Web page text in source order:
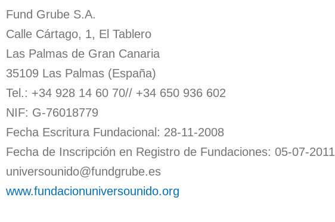
Fund Grube S.A.
Calle Cártago, 1, El Tablero
Las Palmas de Gran Canaria
35109 Las Palmas (España)
Tel.: +34 928 14 60 70// +34 650 936 602
NIF: G-76018779
Fecha Escritura Fundacional: 28-11-2008
Fecha de Inscripción en Registro de Fundaciones: 05-07-2011
universounido@fundgrube.es
www.fundacionuniversounido.org